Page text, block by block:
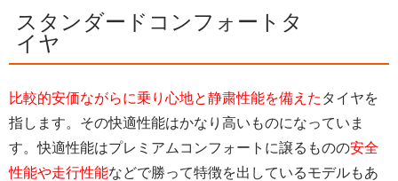
キ
プ
スタンダードコンフォートタ
イヤ
比較的安価ながらに乗り心地と静粛性能を備えた タイヤを
指します。その快適性能はかなり高いものになっていま
す。快適性能はプレミアムコンフォートに譲るものの安全
性能や走行性能などで勝って特徴を出しているモデルもあ